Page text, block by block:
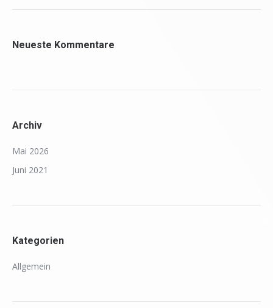
Neueste Kommentare
Archiv
Mai 2026
Juni 2021
Kategorien
Allgemein